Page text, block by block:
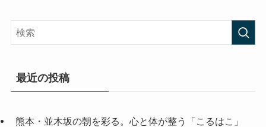
最近の投稿
熊本・並木坂の朝を彩る。心と体が整う「こるはこ」